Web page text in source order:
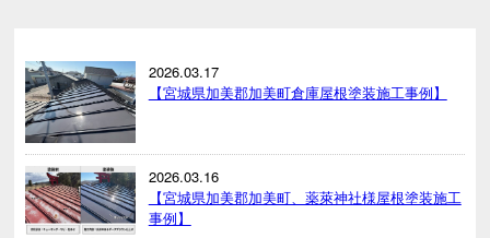
2026.03.17
【宮城県加美郡加美町倉庫屋根塗装施工事例】
2026.03.16
【宮城県加美郡加美町、薬萊神社様屋根塗装施工
事例】